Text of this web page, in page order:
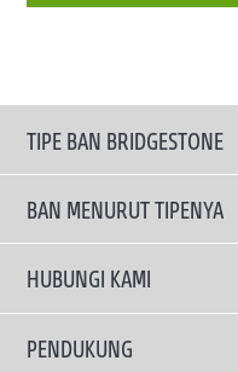
TIPE BAN BRIDGESTONE
BAN MENURUT TIPENYA
Ban ENLITEN
Ban Performa
HUBUNGI KAMI
Email Kami
PENDUKUNG